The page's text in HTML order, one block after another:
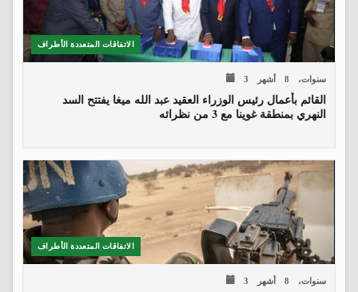
الاتفاقات المتعددة الأطراف
3 سنوات، 8 أشهر
القائم بأعمال رئيس الوزراء العقيد عبد الله ميغا يفتتح السد
النهري بمنطقة غوينا مع 3 من نظرائه
الاتفاقات المتعددة الأطراف
3 سنوات، 8 أشهر